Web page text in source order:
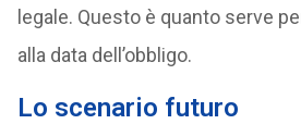
legale. Questo è quanto serve
alla data dell’obbligo.
Lo scenario futuro